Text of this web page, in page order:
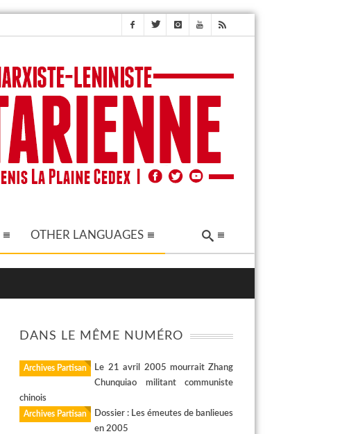
OTHER LANGUAGES
DANS LE MÊME NUMÉRO
Archives Partisan
Le 21 avril 2005 mourrait Zhang
Chunquiao militant communiste
chinois
Archives Partisan
Dossier : Les émeutes de banlieues
en 2005